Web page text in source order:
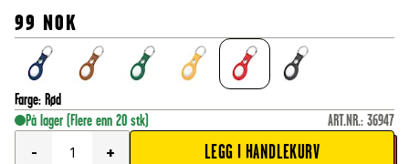
99 NOK
Farge: Rød
På lager (Flere enn 20 stk) ART.NR.: 36947
-
+ LEGG I HANDLEKURV